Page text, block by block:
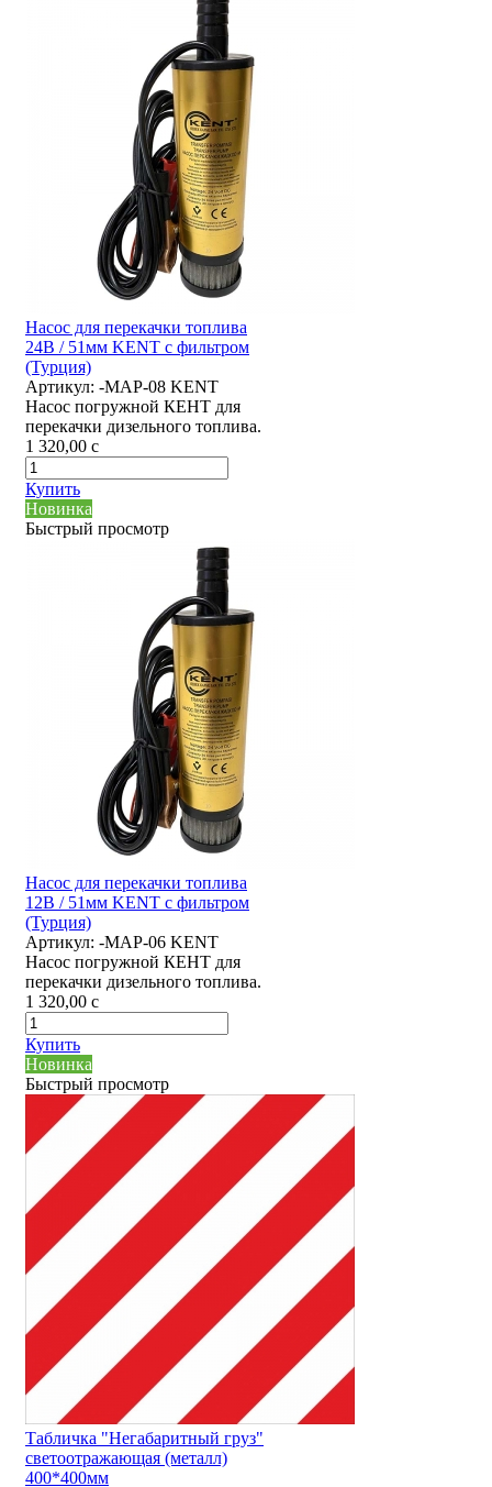
Насос для перекачки топлива
24В / 51мм KENT с фильтром
(Турция)
Артикул: -MAP-08 KENT
Насос погружной КЕНТ для
перекачки дизельного топлива.
1 320,00 c
Купить
Новинка
Быстрый просмотр
Насос для перекачки топлива
12В / 51мм KENT с фильтром
(Турция)
Артикул: -MAP-06 KENT
Насос погружной КЕНТ для
перекачки дизельного топлива.
1 320,00 c
Купить
Новинка
Быстрый просмотр
Табличка "Негабаритный груз"
светоотражающая (металл)
400*400мм